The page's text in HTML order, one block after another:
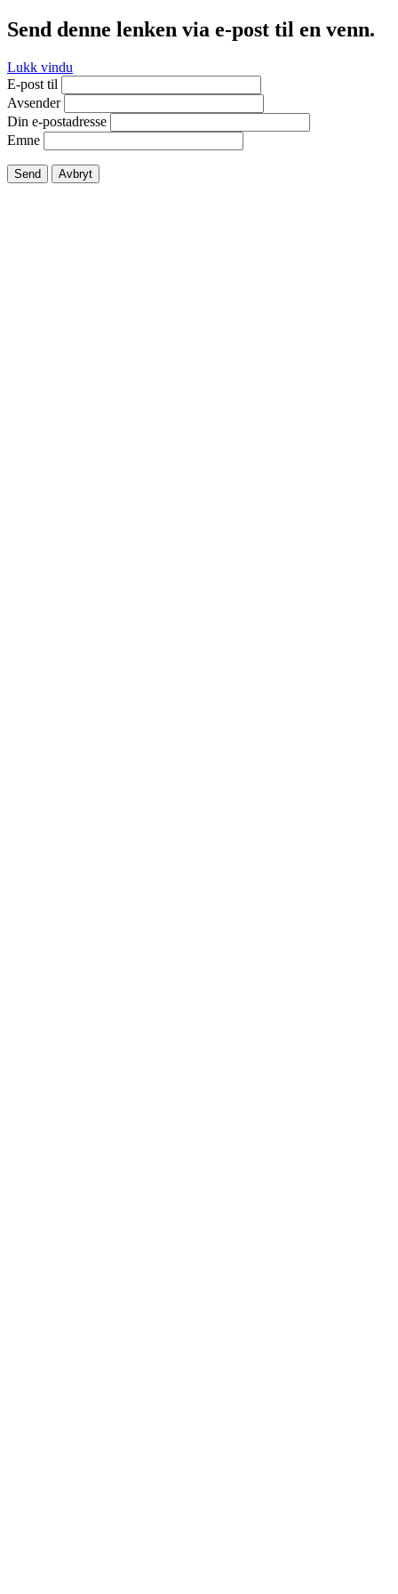
Send denne lenken via e-post til en venn.
Lukk vindu
E-post til
Avsender
Din e-postadresse
Emne
Send Avbryt